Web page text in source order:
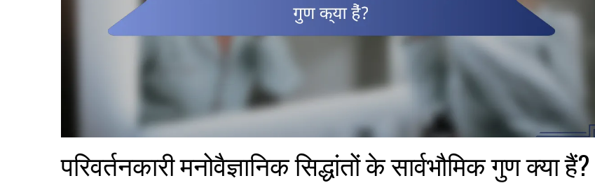
परिवर्तनकारी मनोवैज्ञानिक सिद्धांतों के सार्वभौमिक गुण क्या हैं?